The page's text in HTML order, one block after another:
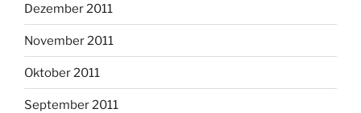
Dezember 2011
November 2011
Oktober 2011
September 2011